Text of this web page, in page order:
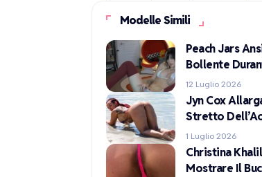
Modelle Simili
Peach Jars
Bollente
12 Luglio 2026
Jyn Cox
Stretto
1 Luglio 2026
Christina
Mostrare Il